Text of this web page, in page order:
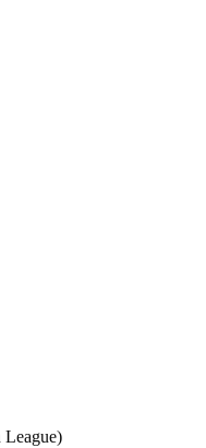
League)